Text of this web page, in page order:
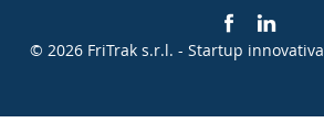
© 2026 FriTrak s.r.l. - Startup innovativa